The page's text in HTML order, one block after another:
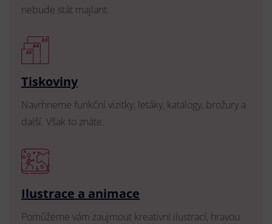
nebude stát majlant.
Tiskoviny
Navrhneme funkční vizitky, letáky, katalogy, brožury a
další. Však to znáte.
Ilustrace a animace
Pomůžeme vám zaujmout kreativní ilustrací, hravou